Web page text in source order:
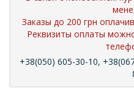
Заказы до 200 грн
Реквизиты оплаты
+38(050) 605-30-10,